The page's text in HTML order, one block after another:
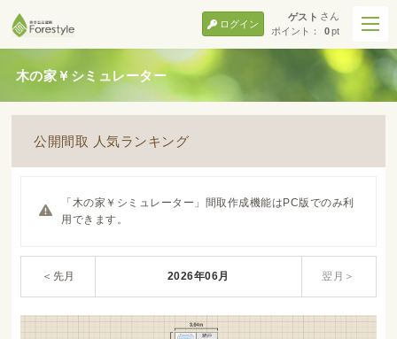
ゲスト さん
ポイント：
0pt
ログイン
木の家￥シミュレーター
公開間取 人気ランキング
「木の家￥シミュレーター」間取作成機能はPC版でのみ利
用できます。
＜先月 2026年06月 翌月＞